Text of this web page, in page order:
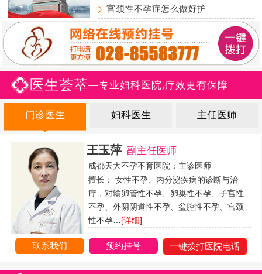
宫颈性不孕症怎么做好护
医生荟萃—专业妇科医院,疗效更有保障
门诊医生 妇科医生 主任医师
王玉萍 副主任医师
成都天大不孕不育医院：主诊医师
擅长： 女性不孕、内分泌疾病的诊断与治
疗，对输卵管性不孕、卵巢性不孕、子宫性
不孕、外阴阴道性不孕、盆腔性不孕、宫颈
性不孕… [详细]
联系我们 预约挂号 一键拨打医院电话